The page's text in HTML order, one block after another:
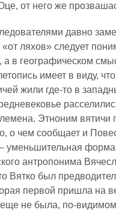
от него же
давно
«от ляхов» следует
а в географическом
имеет в виду,
жили где-то в
Этноним вятичи
о чем сообщает и
уменьшительная форма
антропонима
Вятко был
первой пришла на
не была, по-